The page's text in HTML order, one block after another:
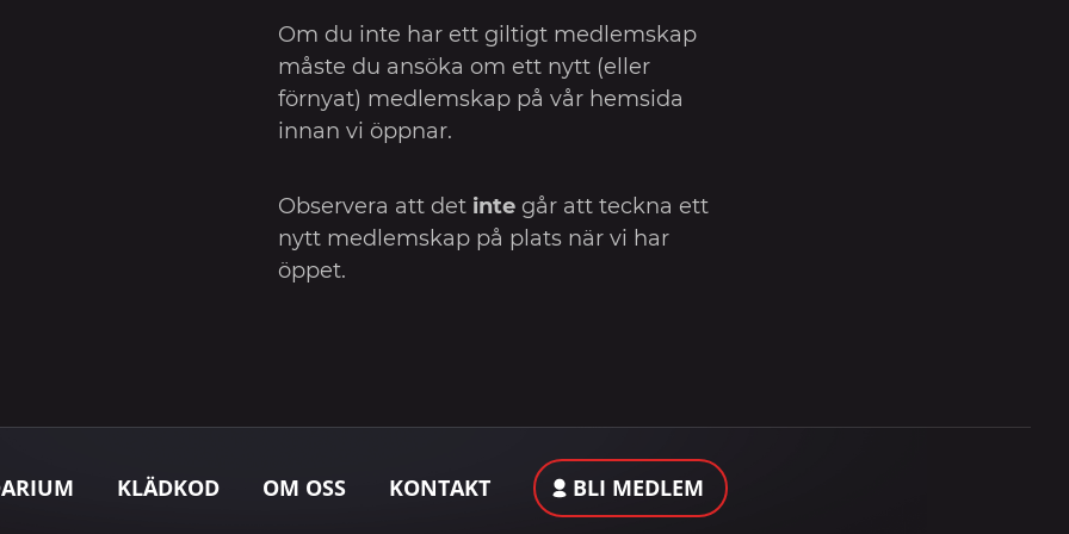
Om du inte har ett giltigt medlemskap
måste du ansöka om ett nytt (eller
förnyat) medlemskap på vår hemsida
innan vi öppnar.
Observera att det inte går att teckna ett
nytt medlemskap på plats när vi har
öppet.
KLÄDKOD OM OSS KONTAKT BLI MEDLEM